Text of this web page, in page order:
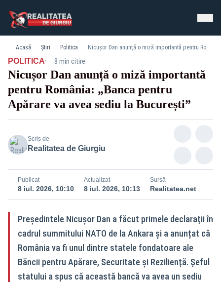
Acasă Știri Politica Nicușor Dan anunță o miză importantă pentru România: „Banca pentru Apărare va avea sediu la București”
POLITICA· 8 min citire
Nicușor Dan anunță o miză importantă
pentru România: „Banca pentru
Apărare va avea sediu la București”
Scris de
Realitatea de Giurgiu
Publicat
8 iul. 2026, 10:10
Actualizat
8 iul. 2026, 10:13
Sursă
Realitatea.net
Președintele Nicușor Dan a făcut primele declarații în
cadrul summitului NATO de la Ankara și a anunțat că
România va fi unul dintre statele fondatoare ale
Băncii pentru Apărare, Securitate și Reziliență. Șeful
statului a spus că această bancă va avea un sediu